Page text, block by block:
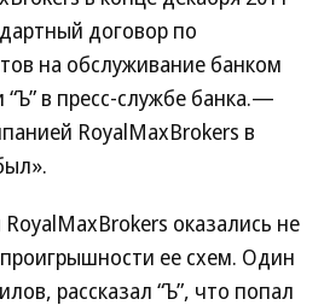
договор по
на обслуживание банком
в пресс-службе банка.—
RoyalMaxBrokers в
оказались не
ее схем. Один
рассказал “Ъ”, что попал